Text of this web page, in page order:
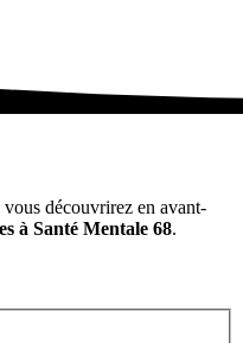
découvrirez en avant-
à Santé Mentale 68.